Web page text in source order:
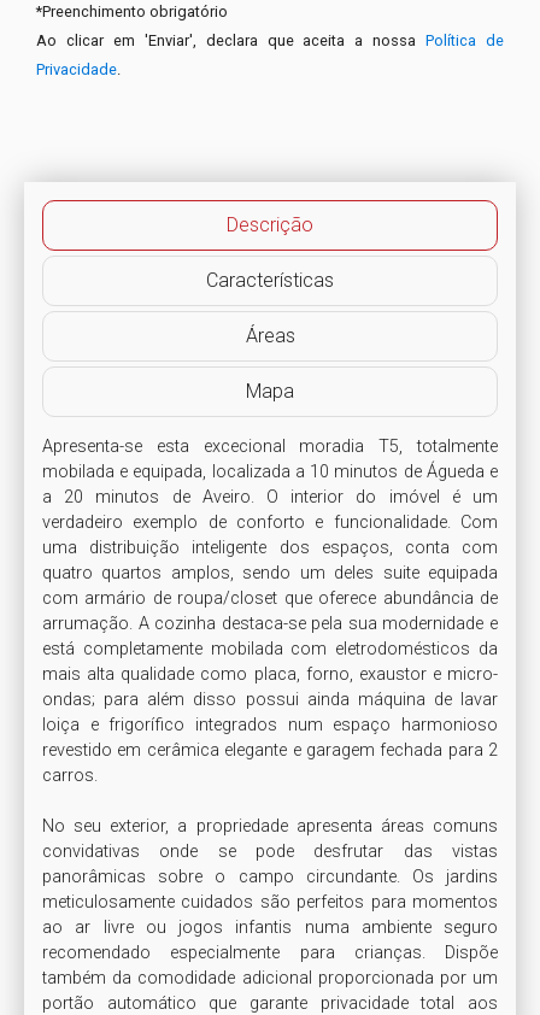
*Preenchimento obrigatório
Ao clicar em 'Enviar', declara que aceita a nossaPolítica de
Privacidade
Descrição
Características
Áreas
Mapa
Apresenta-se esta excecional moradia T5, totalmente
mobilada e equipada, localizada a 10 minutos de Águeda e
a 20 minutos de Aveiro. O interior do imóvel é um
verdadeiro exemplo de conforto e funcionalidade. Com
uma distribuição inteligente dos espaços, conta com
quatro quartos amplos, sendo um deles suite equipada
com armário de roupa/closet que oferece abundância de
arrumação. A cozinha destaca-se pela sua modernidade e
está completamente mobilada com eletrodomésticos da
mais alta qualidade como placa, forno, exaustor e micro-
ondas; para além disso possui ainda máquina de lavar
loiça e frigorífico integrados num espaço harmonioso
revestido em cerâmica elegante e garagem fechada para 2
carros.
No seu exterior, a propriedade apresenta áreas comuns
convidativas onde se pode desfrutar das vistas
panorâmicas sobre o campo circundante. Os jardins
meticulosamente cuidados são perfeitos para momentos
ao ar livre ou jogos infantis numa ambiente seguro
recomendado especialmente para crianças. Dispõe
também da comodidade adicional proporcionada por um
portão automático que garante privacidade total aos